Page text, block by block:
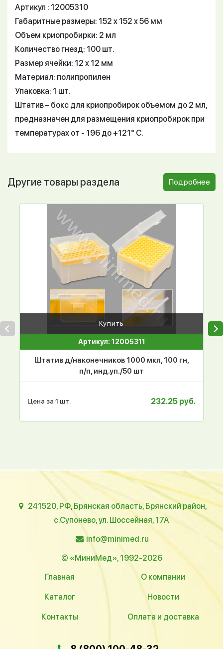
Артикул : 12005310
Габаритные размеры: 152 x 152 x 56 мм
Объем криопробирки: 2 мл
Количество гнезд: 100 шт.
Размер ячейки: 12 x 12 мм
Материал: полипропилен
Упаковка: 1 шт.
Штатив – бокс для криопробирок объемом до 2 мл,
предназначен для размещения криопробирок при
температурах от - 196 до +121° С.
Другие товары раздела Подробнее
Купить
Артикул: 12005311
Штатив д/наконечников 1000 мкл, 100 гн,
п/п, инд.уп./50 шт
Цена за 1 шт. 232.25 руб.
241520, РФ, Брянская область, Брянский район,
с.Супонево, ул. Шоссейная, 17А
info@minimed.ru
© «МиниМед», 1992-2026
Главная
О компании
Каталог Новости
Контакты Оплата и доставка